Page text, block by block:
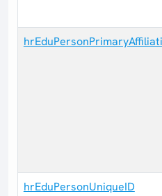
hrEduPersonUniqueID